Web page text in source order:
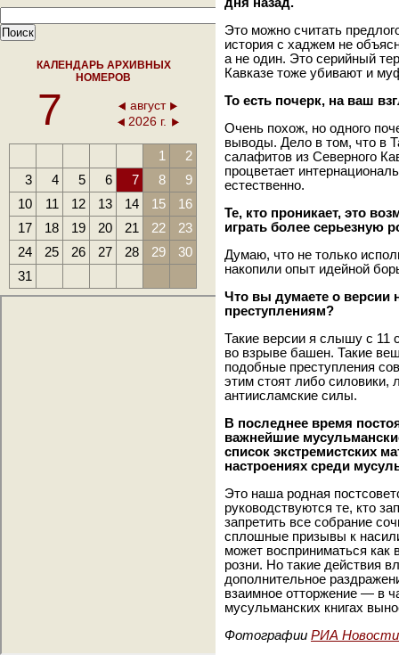
КАЛЕНДАРЬ АРХИВНЫХ
НОМЕРОВ
7
август
2026 г.
1
2
3
4 5 6 7 8
9
10
11 12 13 14 15
16
17
18 19 20 21 22
23
24
25 26 27 28 29
30
31
Это можно считать
история с хаджем не
а не один. Это серийный
Кавказе тоже убивают и
То есть почерк, на ваш
Очень похож, но одного
выводы. Дело в том, что в
салафитов из Северного
процветает
естественно.
Те, кто проникает, это
играть более серьезную
Думаю, что не только
накопили опыт идейной
Что вы думаете о версии
преступлениям?
Такие версии я слышу с 11
во взрыве башен. Такие
подобные преступления
этим стоят либо
антиисламские силы.
В последнее время
важнейшие
список экстремистских
настроениях среди
Это наша родная
руководствуются те, кто
запретить все собрание
сплошные призывы к
может восприниматься как
розни. Но такие действия
дополнительное
взаимное отторжение — в
мусульманских книгах
Фотографии РИА Новости